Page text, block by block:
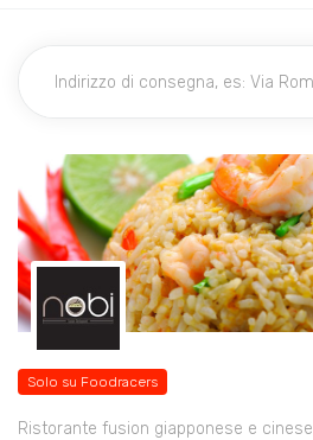
Solo su Foodracers
Ristorante fusion giapponese e cinese